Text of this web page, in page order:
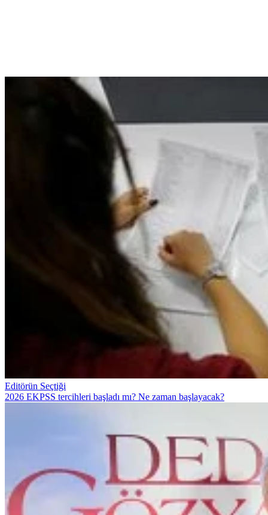
Editörün Seçtiği
2026 EKPSS tercihleri başladı mı? Ne zaman başlayacak?